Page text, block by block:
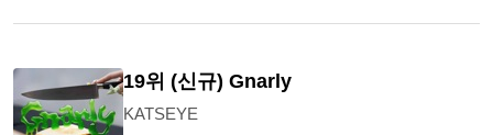
19위 (신규) Gnarly
KATSEYE